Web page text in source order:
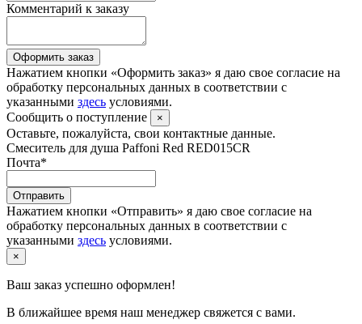
Комментарий к заказу
Оформить заказ
Нажатием кнопки «Оформить заказ» я даю свое согласие на
обработку персональных данных в соответствии с
указанными здесь условиями.
Сообщить о поступление
×
Оставьте, пожалуйста, свои контактные данные.
Смеситель для душа Paffoni Red RED015CR
Почта*
Отправить
Нажатием кнопки «Отправить» я даю свое согласие на
обработку персональных данных в соответствии с
указанными здесь условиями.
×
Ваш заказ успешно оформлен!
В ближайшее время наш менеджер свяжется с вами.